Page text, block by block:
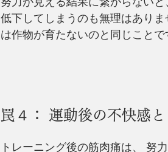
低下してしまうのも無理はあり
は作物が育たないのと同じことで
罠４： 運動後の不快感
トレーニング後の筋肉痛は、 努